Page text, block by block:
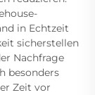
in Echtzeit
sicherstellen
Nachfrage
besonders
Zeit vor